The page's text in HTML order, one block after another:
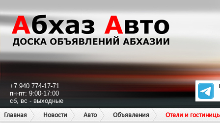
+7 940 774-17-71
пн-пт: 9:00-17:00
сб, вс - выходные
Главная
Новости Авто Объявления Отели и